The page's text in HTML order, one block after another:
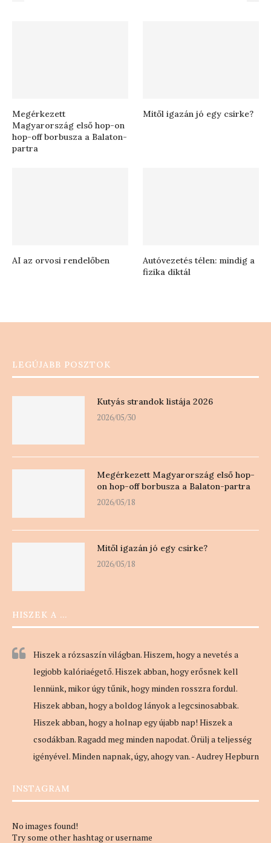
Megérkezett
Magyarország első hop-on
hop-off borbusza a Balaton-
partra
Mitől igazán jó egy csirke?
AI az orvosi rendelőben
Autóvezetés télen: mindig a
fizika diktál
LEGÚJABB POSZTOK
Kutyás strandok listája 2026
2026/05/30
Megérkezett Magyarország első hop-
on hop-off borbusza a Balaton-partra
2026/05/18
Mitől igazán jó egy csirke?
2026/05/18
HISZEK A …
Hiszek a rózsaszín világban. Hiszem, hogy a nevetés a
legjobb kalóriaégető. Hiszek abban, hogy erősnek kell
lennünk, mikor úgy tűnik, hogy minden rosszra fordul.
Hiszek abban, hogy a boldog lányok a legcsinosabbak.
Hiszek abban, hogy a holnap egy újabb nap! Hiszek a
csodákban. Ragadd meg minden napodat. Örülj a teljesség
igényével. Minden napnak, úgy, ahogy van. - Audrey Hepburn
INSTAGRAM
No images found!
Try some other hashtag or username